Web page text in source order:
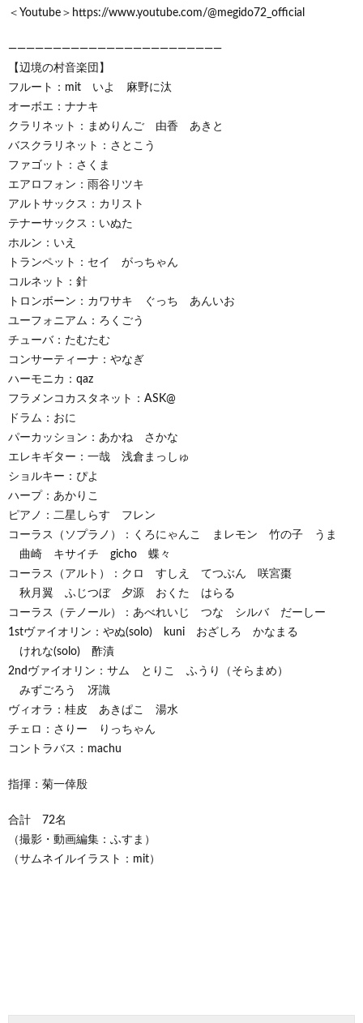
＜Youtube＞https://www.youtube.com/@megido72_official
————————————————————————
【辺境の村音楽団】
フルート：mit いよ 麻野に汰
オーボエ：ナナキ
クラリネット：まめりんご 由香 あきと
バスクラリネット：さとこう
ファゴット：さくま
エアロフォン：雨谷リツキ
アルトサックス：カリスト
テナーサックス：いぬた
ホルン：いえ
トランペット：セイ がっちゃん
コルネット：針
トロンボーン：カワサキ ぐっち あんいお
ユーフォニアム：ろくごう
チューバ：たむたむ
コンサーティーナ：やなぎ
ハーモニカ：qaz
フラメンコカスタネット：ASK@
ドラム：おに
パーカッション：あかね さかな
エレキギター：一哉 浅倉まっしゅ
ショルキー：ぴよ
ハープ：あかりこ
ピアノ：二星しらす フレン
コーラス（ソプラノ）：くろにゃんこ まレモン 竹の子 うま
曲崎 キサイチ gicho 蝶々
コーラス（アルト）：クロ すしえ てつぶん 咲宮棗
秋月翼 ふじつぼ 夕源 おくた はらる
コーラス（テノール）：あべれいじ つな シルバ だーしー
1stヴァイオリン：やぬ(solo) kuni おざしろ かなまる
けれな(solo) 酢漬
2ndヴァイオリン：サム とりこ ふうり（そらまめ）
みずごろう 冴識
ヴィオラ：桂皮 あきぱこ 湯水
チェロ：さりー りっちゃん
コントラバス：machu
指揮：菊一倖殷
合計 72名
（撮影・動画編集：ふすま）
（サムネイルイラスト：mit）